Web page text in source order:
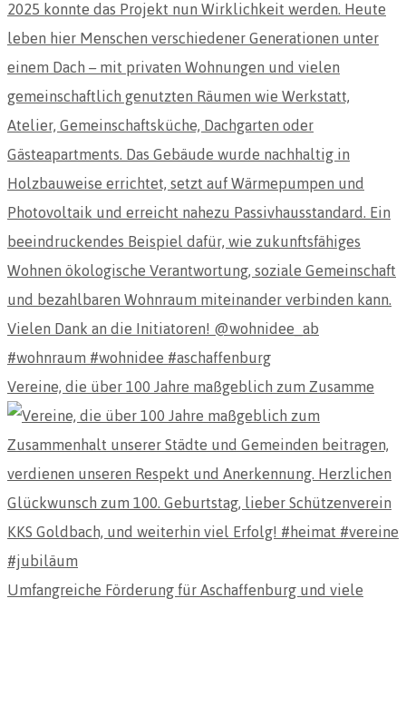
Vereine, die über 100 Jahre maßgeblich zum Zusamme
Umfangreiche Förderung für Aschaffenburg und viele